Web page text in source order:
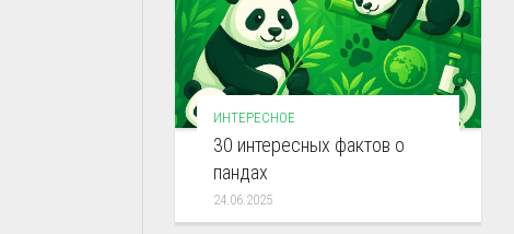
ИНТЕРЕСНОЕ
30 интересных фактов о
пандах
24.06.2025